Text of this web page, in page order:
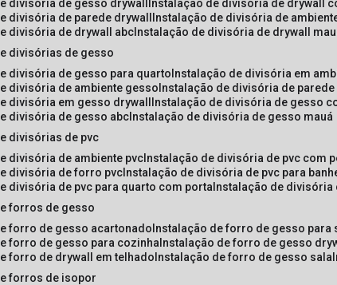
divisória de gesso drywall
instalação de divisória de drywall
divisória de parede drywall
instalação de divisória de
divisória de drywall abc instalação de divisória de drywall
divisórias de gesso
divisória de gesso para quarto instalação de divisória em
divisória de ambiente gesso instalação de divisória de
divisória em gesso drywall
instalação de divisória de gesso
divisória de gesso abc instalação de divisória de gesso mauá
divisórias de pvc
divisória de ambiente pvc instalação de divisória de pvc com
divisória de forro pvc instalação de divisória de pvc para
divisória de pvc para quarto com porta instalação de divisória
forros de gesso
forro de gesso acartonado instalação de forro de gesso para
forro de gesso para cozinha instalação de forro de gesso
forro de drywall em telhado instalação de forro de gesso sala
forros de isopor